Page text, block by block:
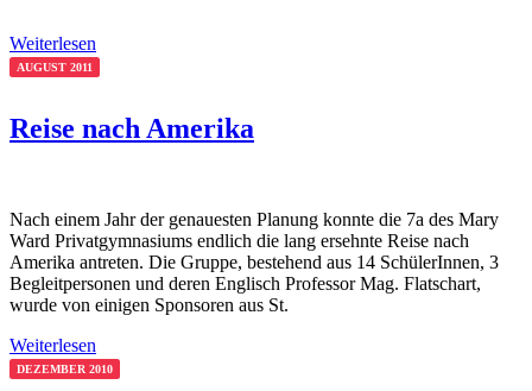
Weiterlesen
AUGUST 2011
Reise nach Amerika
Nach einem Jahr der genauesten Planung konnte die 7a des Mary
Ward Privatgymnasiums endlich die lang ersehnte Reise nach
Amerika antreten. Die Gruppe, bestehend aus 14 SchülerInnen, 3
Begleitpersonen und deren Englisch Professor Mag. Flatschart,
wurde von einigen Sponsoren aus St.
Weiterlesen
DEZEMBER 2010